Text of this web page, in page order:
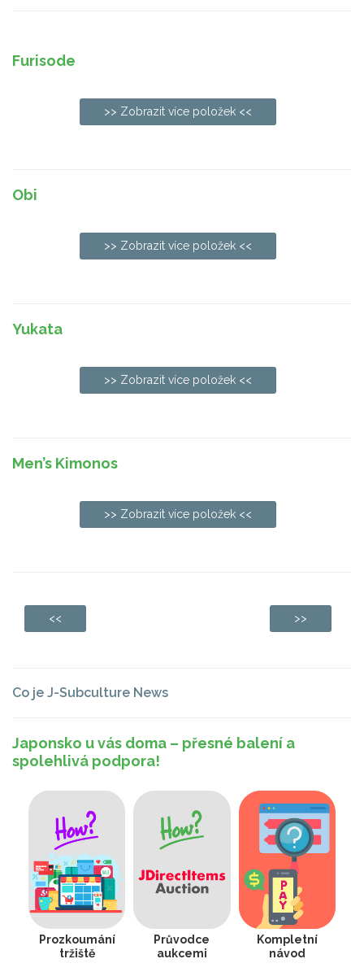
Furisode
>> Zobrazit více položek <<
Obi
>> Zobrazit více položek <<
Yukata
>> Zobrazit více položek <<
Men’s Kimonos
>> Zobrazit více položek <<
<< >>
Co je J-Subculture News
Japonsko u vás doma – přesné balení a
spolehlivá podpora!
Prozkoumání
tržiště
Průvodce
aukcemi
Kompletní
návod